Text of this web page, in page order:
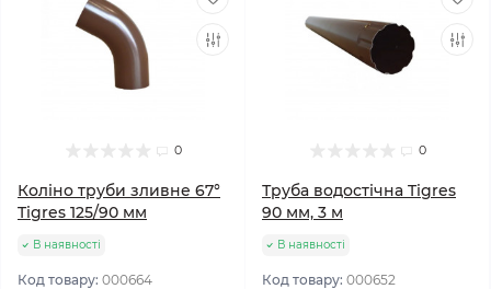
0
Коліно труби зливне 67°
Tigres 125/90 мм
В наявності
Код товару: 000664
0
Труба водостічна Tigres
90 мм, 3 м
В наявності
Код товару: 000652